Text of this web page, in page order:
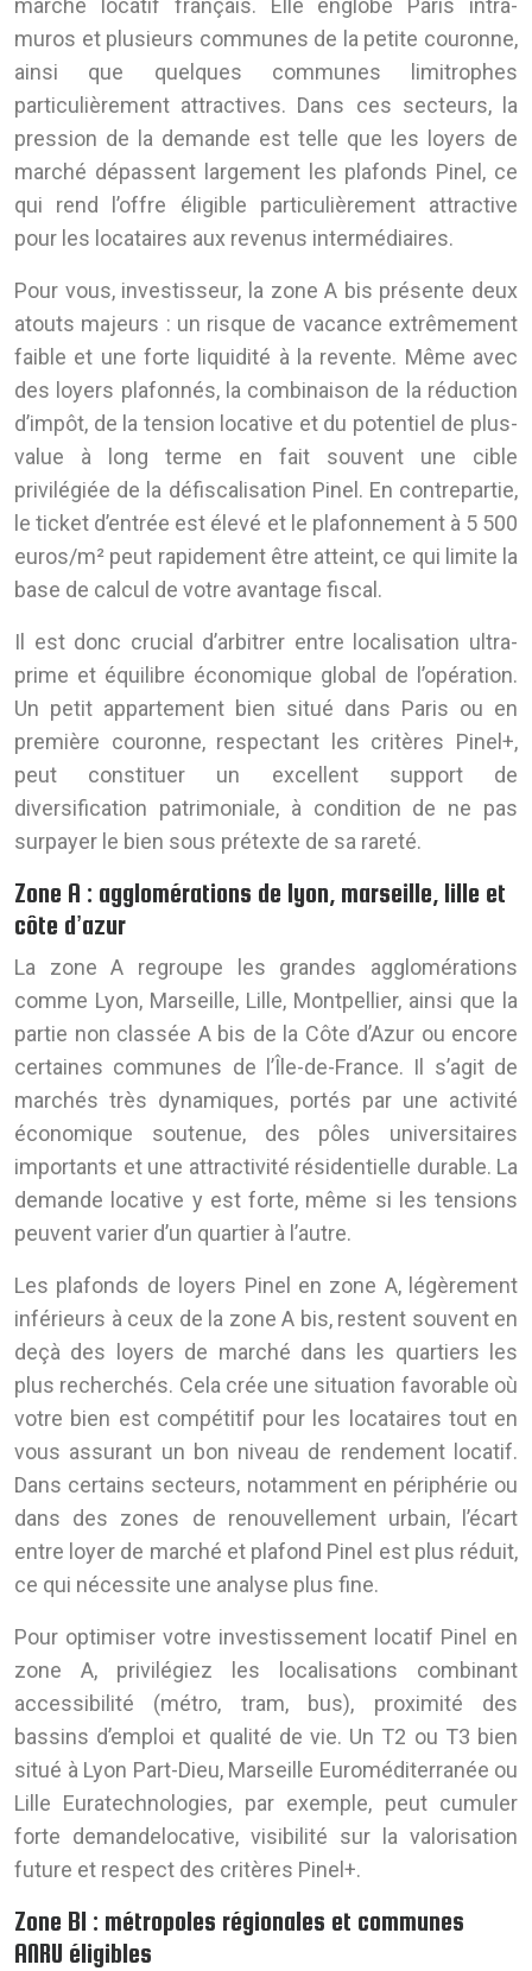
marché locatif français. Elle englobe Paris intra-
muros et plusieurs communes de la petite couronne,
ainsi que quelques communes limitrophes
particulièrement attractives. Dans ces secteurs, la
pression de la demande est telle que les loyers de
marché dépassent largement les plafonds Pinel, ce
qui rend l’offre éligible particulièrement attractive
pour les locataires aux revenus intermédiaires.
Pour vous, investisseur, la zone A bis présente deux
atouts majeurs : un risque de vacance extrêmement
faible et une forte liquidité à la revente. Même avec
des loyers plafonnés, la combinaison de la réduction
d’impôt, de la tension locative et du potentiel de plus-
value à long terme en fait souvent une cible
privilégiée de la défiscalisation Pinel. En contrepartie,
le ticket d’entrée est élevé et le plafonnement à 5 500
euros/m² peut rapidement être atteint, ce qui limite la
base de calcul de votre avantage fiscal.
Il est donc crucial d’arbitrer entre localisation ultra-
prime et équilibre économique global de l’opération.
Un petit appartement bien situé dans Paris ou en
première couronne, respectant les critères Pinel+,
peut constituer un excellent support de
diversification patrimoniale, à condition de ne pas
surpayer le bien sous prétexte de sa rareté.
Zone A : agglomérations de lyon, marseille, lille et
côte d’azur
La zone A regroupe les grandes agglomérations
comme Lyon, Marseille, Lille, Montpellier, ainsi que la
partie non classée A bis de la Côte d’Azur ou encore
certaines communes de l’Île-de-France. Il s’agit de
marchés très dynamiques, portés par une activité
économique soutenue, des pôles universitaires
importants et une attractivité résidentielle durable. La
demande locative y est forte, même si les tensions
peuvent varier d’un quartier à l’autre.
Les plafonds de loyers Pinel en zone A, légèrement
inférieurs à ceux de la zone A bis, restent souvent en
deçà des loyers de marché dans les quartiers les
plus recherchés. Cela crée une situation favorable où
votre bien est compétitif pour les locataires tout en
vous assurant un bon niveau de rendement locatif.
Dans certains secteurs, notamment en périphérie ou
dans des zones de renouvellement urbain, l’écart
entre loyer de marché et plafond Pinel est plus réduit,
ce qui nécessite une analyse plus fine.
Pour optimiser votre investissement locatif Pinel en
zone A, privilégiez les localisations combinant
accessibilité (métro, tram, bus), proximité des
bassins d’emploi et qualité de vie. Un T2 ou T3 bien
situé à Lyon Part-Dieu, Marseille Euroméditerranée ou
Lille Euratechnologies, par exemple, peut cumuler
forte demandelocative, visibilité sur la valorisation
future et respect des critères Pinel+.
Zone B1 : métropoles régionales et communes
ANRU éligibles